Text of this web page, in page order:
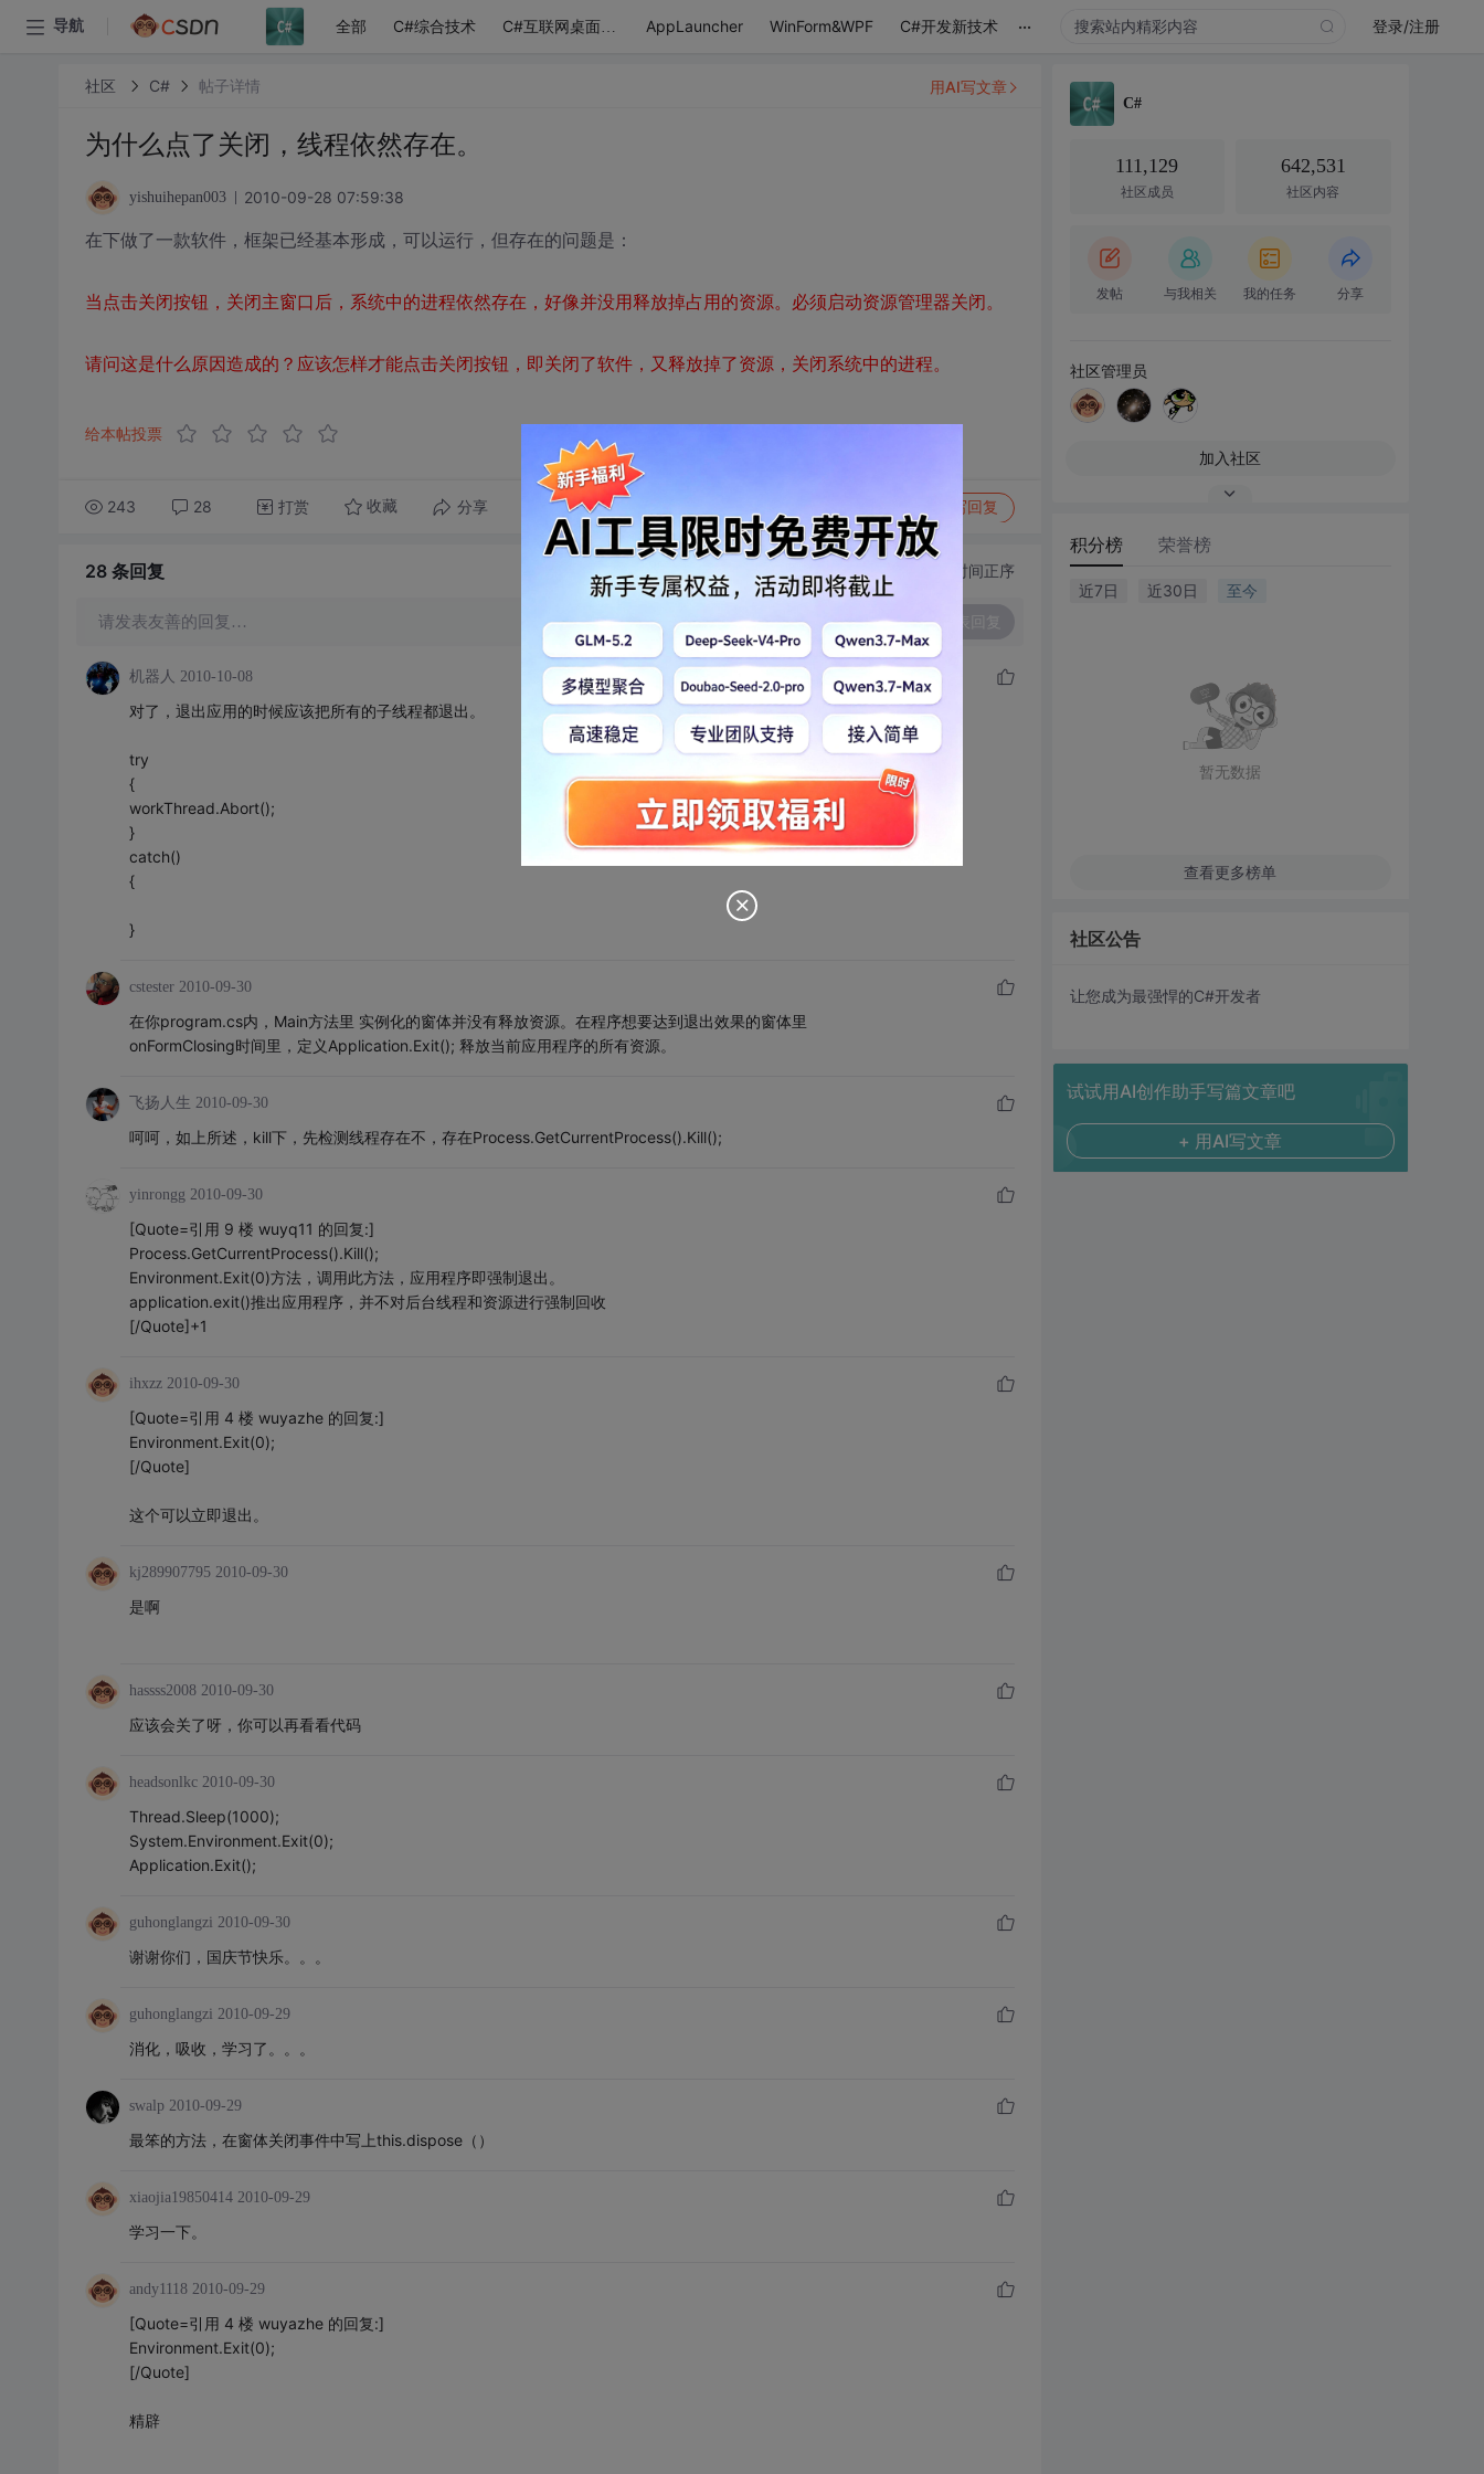
导航 全部 C#综合技术 C#互联网桌面应用 AppLauncher WinForm&WPF C#开发新技术 ... 登录/注册
社区 C# 帖子详情
为什么点了关闭，线程依然存在。
yishuihepan003 2010-09-28 07:59:38
在下做了一款软件，框架已经基本形成，可以运行，但存在的问题是：
当点击关闭按钮，关闭主窗口后，系统中的进程依然存在，好像并没用释放掉占用的资源。必须启动资源管理器关闭。
请问这是什么原因造成的？应该怎样才能点击关闭按钮，即关闭了软件，又释放掉了资源，关闭系统中的进程。
给本帖投票
243 28 打赏 收藏 分享 转发到动态 写回复
用AI写文章
28 条回复 切换为时间正序
请发表友善的回复… 发表回复
机器人 2010-10-08
对了，退出应用的时候应该把所有的子线程都退出。
try
{
workThread.Abort();
}
catch()
{
}
cstester 2010-09-30
在你program.cs内，Main方法里 实例化的窗体并没有释放资源。在程序想要达到退出效果的窗体里
onFormClosing时间里，定义Application.Exit(); 释放当前应用程序的所有资源。
飞扬人生 2010-09-30
呵呵，如上所述，kill下，先检测线程存在不，存在Process.GetCurrentProcess().Kill();
yinrongg 2010-09-30
[Quote=引用 9 楼 wuyq11 的回复:]
Process.GetCurrentProcess().Kill();
Environment.Exit(0)方法，调用此方法，应用程序即强制退出。
application.exit()推出应用程序，并不对后台线程和资源进行强制回收
[/Quote]+1
ihxzz 2010-09-30
[Quote=引用 4 楼 wuyazhe 的回复:]
Environment.Exit(0);
[/Quote]
这个可以立即退出。
kj289907795 2010-09-30
是啊
hassss2008 2010-09-30
应该会关了呀，你可以再看看代码
headsonlkc 2010-09-30
Thread.Sleep(1000);
System.Environment.Exit(0);
Application.Exit();
guhonglangzi 2010-09-30
谢谢你们，国庆节快乐。。。
guhonglangzi 2010-09-29
消化，吸收，学习了。。。
swalp 2010-09-29
最笨的方法，在窗体关闭事件中写上this.dispose（）
xiaojia19850414 2010-09-29
学习一下。
andy1118 2010-09-29
[Quote=引用 4 楼 wuyazhe 的回复:]
Environment.Exit(0);
[/Quote]
精辟
C#
111,129
社区成员
642,531
社区内容
发帖 与我相关 我的任务 分享
社区管理员
加入社区
积分榜 荣誉榜
近7日 近30日 至今
暂无数据
查看更多榜单
社区公告
让您成为最强悍的C#开发者
试试用AI创作助手写篇文章吧
+ 用AI写文章